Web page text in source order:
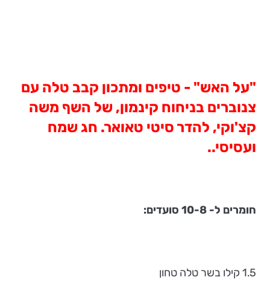
"על האש" - טיפים ומתכון קבב טלה עם
צנוברים בניחוח קינמון, של השף משה
קצ'וקי, להדר סיטי טאואר. חג שמח
ועסיסי..
חומרים ל- 10-8 סועדים:
1.5 קילו בשר טלה טחון